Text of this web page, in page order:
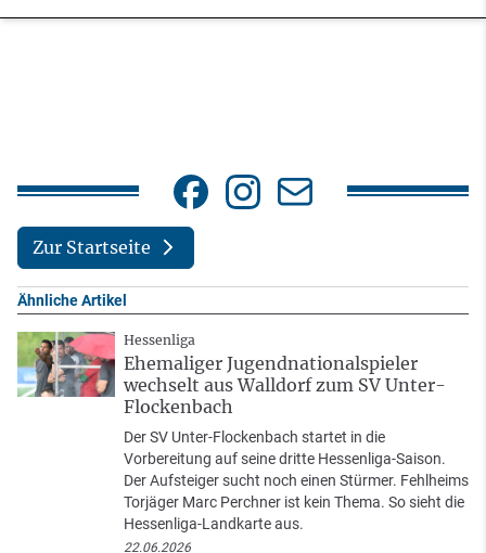
Zur Startseite
Ähnliche Artikel
Hessenliga
Ehemaliger Jugendnationalspieler
wechselt aus Walldorf zum SV Unter-
Flockenbach
Der SV Unter-Flockenbach startet in die
Vorbereitung auf seine dritte Hessenliga-Saison.
Der Aufsteiger sucht noch einen Stürmer. Fehlheims
Torjäger Marc Perchner ist kein Thema. So sieht die
Hessenliga-Landkarte aus.
22.06.2026